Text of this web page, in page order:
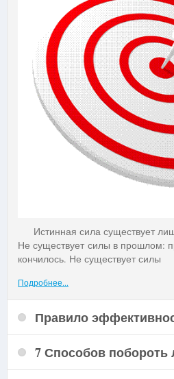
Истинная сила существует
Не существует силы в прошлом:
кончилось. Не существует силы
Подробнее...
Правило
7 Способов побороть